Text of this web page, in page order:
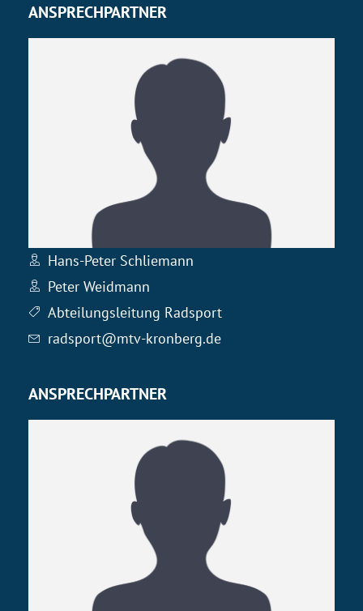
ANSPRECHPARTNER
Hans-Peter Schliemann
Peter Weidmann
Abteilungsleitung Radsport
radsport@mtv-kronberg.de
ANSPRECHPARTNER